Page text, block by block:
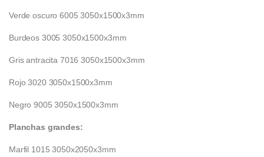
Verde oscuro 6005 3050x1500x3mm
Burdeos 3005 3050x1500x3mm
Gris antracita 7016 3050x1500x3mm
Rojo 3020 3050x1500x3mm
Negro 9005 3050x1500x3mm
Planchas grandes:
Marfil 1015 3050x2050x3mm